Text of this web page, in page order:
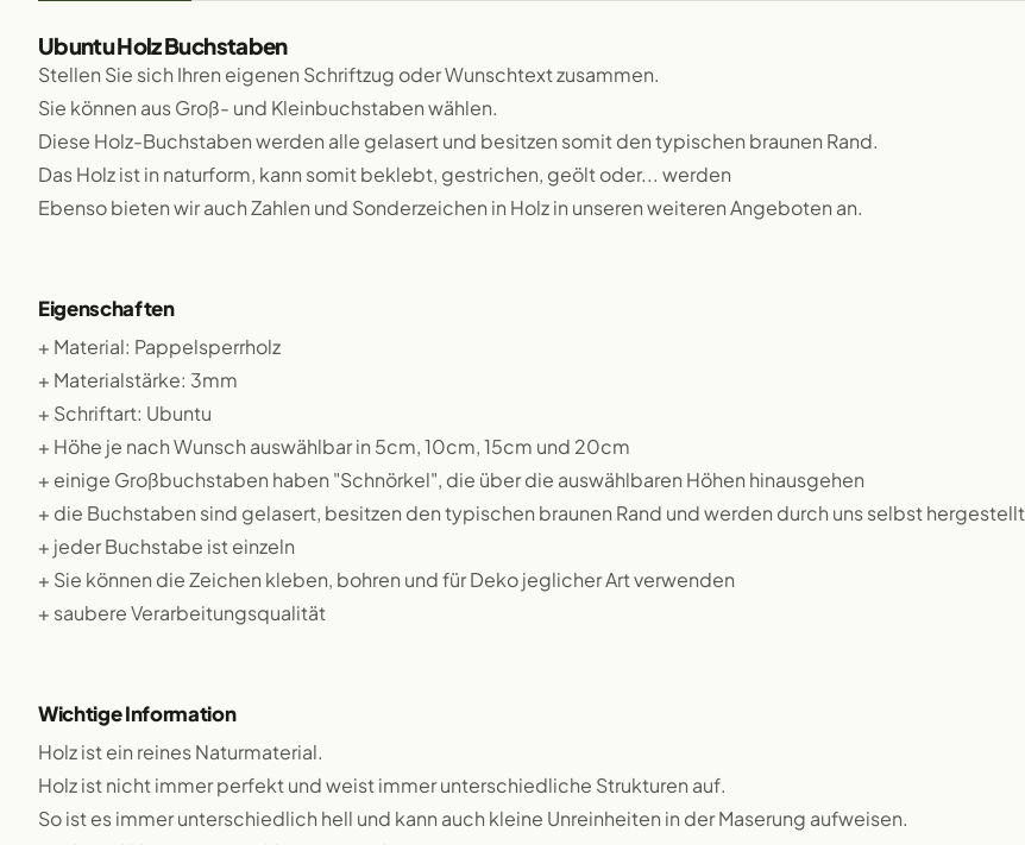
Ubuntu Holz Buchstaben
Stellen Sie sich Ihren eigenen Schriftzug oder Wunschtext zusammen.
Sie können aus Groß- und Kleinbuchstaben wählen.
Diese Holz-Buchstaben werden alle gelasert und besitzen somit den typischen braunen Rand.
Das Holz ist in naturform, kann somit beklebt, gestrichen, geölt oder... werden
Ebenso bieten wir auch Zahlen und Sonderzeichen in Holz in unseren weiteren Angeboten an.
Eigenschaften
+ Material: Pappelsperrholz
+ Materialstärke: 3mm
+ Schriftart: Ubuntu
+ Höhe je nach Wunsch auswählbar in 5cm, 10cm, 15cm und 20cm
+ einige Großbuchstaben haben "Schnörkel", die über die auswählbaren Höhen hinausgehen
+ die Buchstaben sind gelasert, besitzen den typischen braunen Rand und werden durch uns selbst hergestellt
+ jeder Buchstabe ist einzeln
+ Sie können die Zeichen kleben, bohren und für Deko jeglicher Art verwenden
+ saubere Verarbeitungsqualität
Wichtige Information
Holz ist ein reines Naturmaterial.
Holz ist nicht immer perfekt und weist immer unterschiedliche Strukturen auf.
So ist es immer unterschiedlich hell und kann auch kleine Unreinheiten in der Maserung aufweisen.